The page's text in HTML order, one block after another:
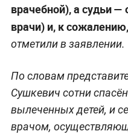
врачебной), а судьи
врачи) и, к
отметили в заявлении.
По словам
Сушкевич сотни
вылеченных детей, и
врачом,